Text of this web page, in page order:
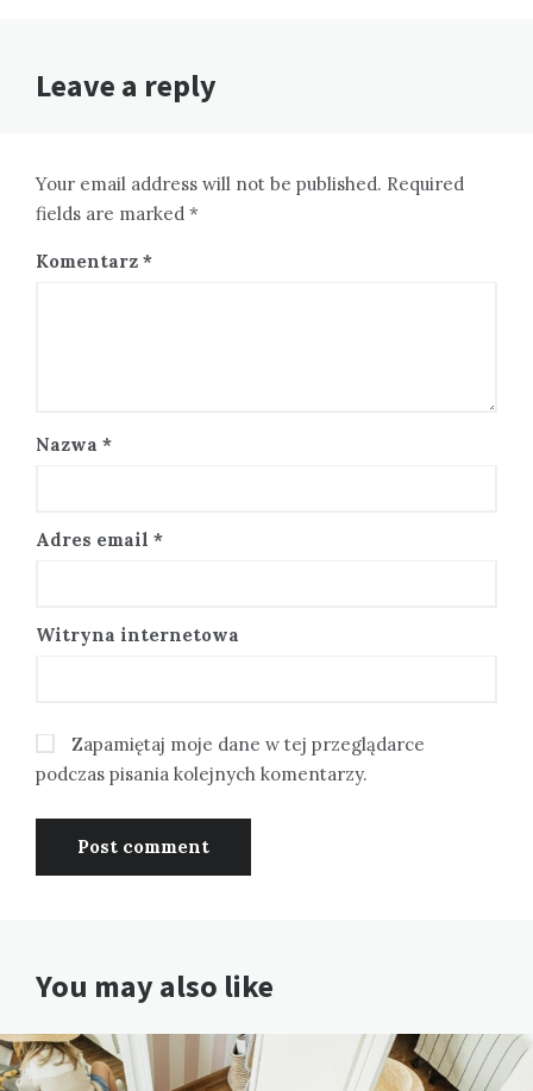
Leave a reply
Your email address will not be published. Required
fields are marked *
Komentarz *
Nazwa *
Adres email *
Witryna internetowa
Zapamiętaj moje dane w tej przeglądarce
podczas pisania kolejnych komentarzy.
You may also like